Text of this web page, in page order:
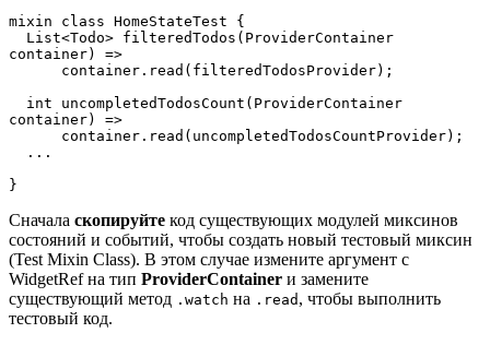
mixin class HomeStateTest {
container) =>
      container.read(filteredTodosProvider);
container) =>
      container.read(uncompletedTodosCountProvider);
  ...
}
Сначала скопируйте код существующих модулей миксинов
состояний и событий, чтобы создать новый тестовый миксин
(Test Mixin Class). В этом случае измените аргумент с
WidgetRef на тип ProviderContainer и замените
существующий метод .watch на .read , чтобы выполнить
тестовый код.